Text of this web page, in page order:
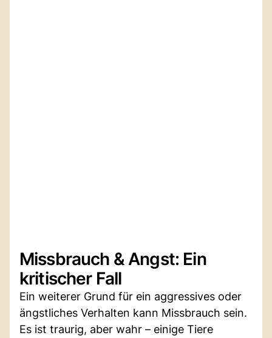
Missbrauch & Angst: Ein
kritischer Fall
Ein weiterer Grund für ein aggressives oder
ängstliches Verhalten kann Missbrauch sein.
Es ist traurig, aber wahr – einige Tiere